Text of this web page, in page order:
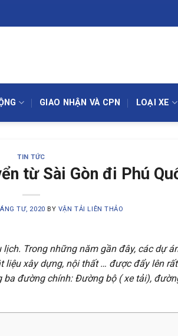
GIAO NHẬN VÀ CPN LOẠI XE
TIN TỨC
từ Sài Gòn đi Phú
TƯ, 2020 BY VẬN TẢI LIÊN THẢO
Trong những năm gần đây, các dự
liệu xây dựng, nội thất … được đẩy lên
ba đường chính: Đường bộ ( xe tải),